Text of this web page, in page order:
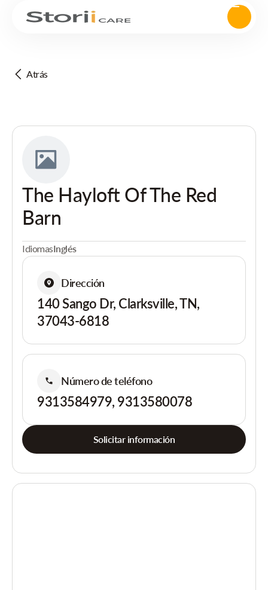
Atrás
The Hayloft Of The Red
Barn
IdiomasInglés
Dirección
140 Sango Dr, Clarksville, TN,
37043-6818
Número de teléfono
9313584979, 9313580078
Solicitar información